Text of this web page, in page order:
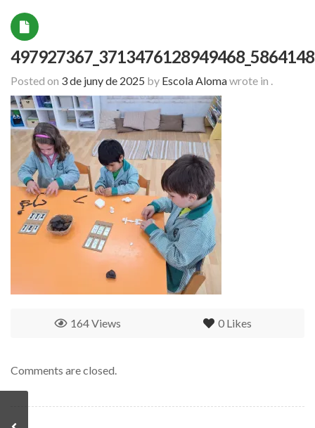
Posted on 3 de juny de 2025 by Escola Alomawrote in .
0 Likes
164 Views
Comments are closed.